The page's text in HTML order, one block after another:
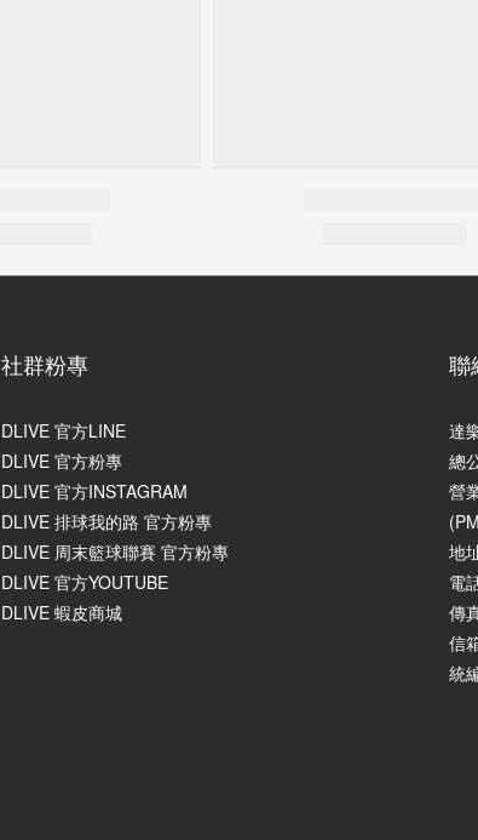
社群粉專
DLIVE 官方LINE
DLIVE 官方粉專
DLIVE 官方INSTAGRAM
DLIVE 排球我的路 官方粉專
DLIVE 周末籃球聯賽 官方粉專
DLIVE 官方YOUTUBE
DLIVE 蝦皮商城
聯
達
總
營
地
電
傳
信
統